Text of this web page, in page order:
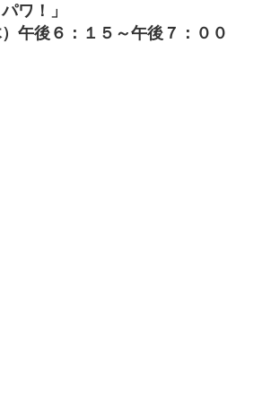
ワ！」
午後６：１５～午後７：００
プライバシーポリシー